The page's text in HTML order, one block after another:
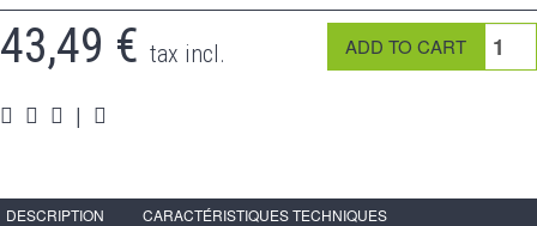
43,49 € tax incl.
|
DESCRIPTION
CARACTÉRISTIQUES TECHNIQUES